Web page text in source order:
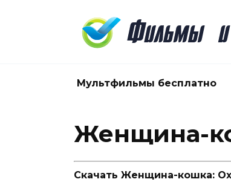
Мультфильмы бесплатно
Женщина-
Скачать Женщина-кошка: